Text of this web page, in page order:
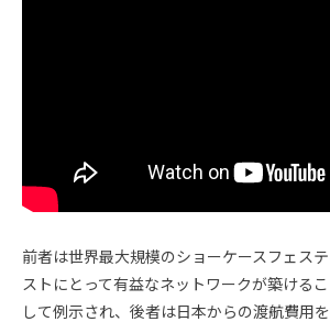
前者は世界最大規模のショーケースフェス
ストにとって有益なネットワークが築ける
して例示され、後者は日本からの渡航費用